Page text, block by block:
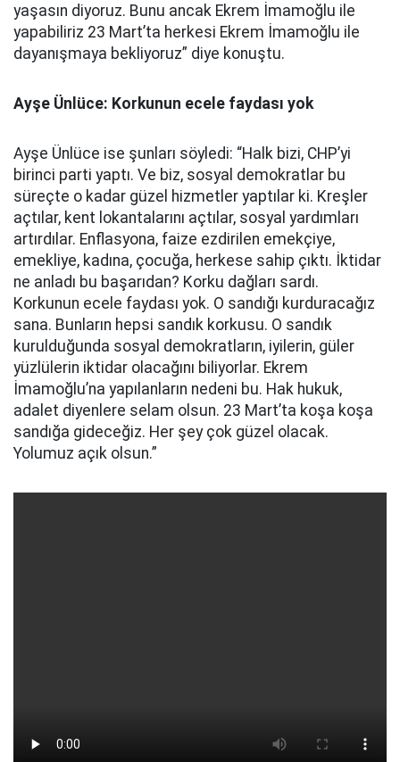
yaşasın diyoruz. Bunu ancak Ekrem İmamoğlu ile
yapabiliriz 23 Mart’ta herkesi Ekrem İmamoğlu ile
dayanışmaya bekliyoruz” diye konuştu.
Ayşe Ünlüce: Korkunun ecele faydası yok
Ayşe Ünlüce ise şunları söyledi: “Halk bizi, CHP’yi
birinci parti yaptı. Ve biz, sosyal demokratlar bu
süreçte o kadar güzel hizmetler yaptılar ki. Kreşler
açtılar, kent lokantalarını açtılar, sosyal yardımları
artırdılar. Enflasyona, faize ezdirilen emekçiye,
emekliye, kadına, çocuğa, herkese sahip çıktı. İktidar
ne anladı bu başarıdan? Korku dağları sardı.
Korkunun ecele faydası yok. O sandığı kurduracağız
sana. Bunların hepsi sandık korkusu. O sandık
kurulduğunda sosyal demokratların, iyilerin, güler
yüzlülerin iktidar olacağını biliyorlar. Ekrem
İmamoğlu’na yapılanların nedeni bu. Hak hukuk,
adalet diyenlere selam olsun. 23 Mart’ta koşa koşa
sandığa gideceğiz. Her şey çok güzel olacak.
Yolumuz açık olsun.”